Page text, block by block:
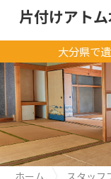
大分県で
片付けアト
ホーム
スタッフ